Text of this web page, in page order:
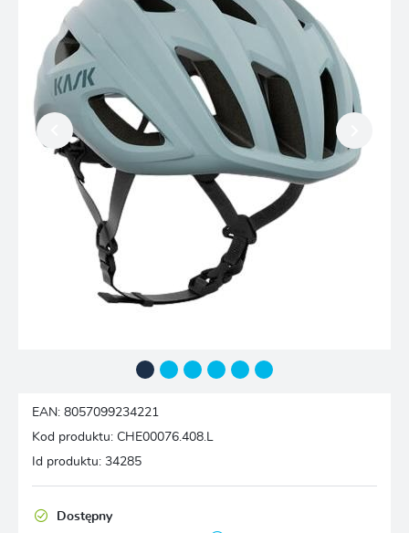
EAN: 8057099234221
Kod produktu: CHE00076.408.L
Id produktu: 34285
Dostępny